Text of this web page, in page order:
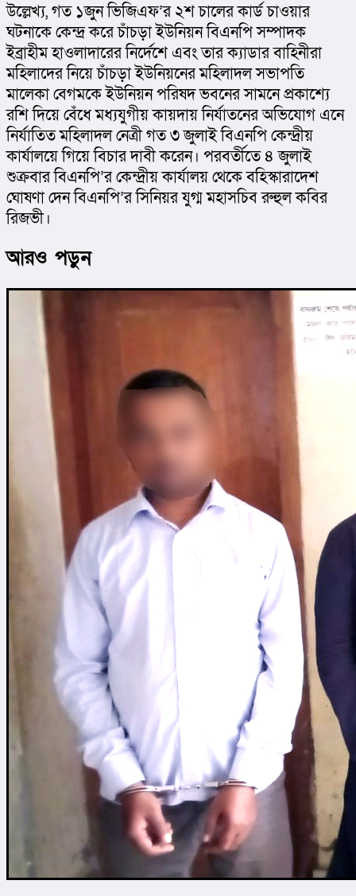
উল্লেখ্য, গত ১জুন ভিজিএফ’র ২শ চালের কার্ড চাওয়ার
ঘটনাকে কেন্দ্র করে চাঁচড়া ইউনিয়ন বিএনপি সম্পাদক
ইব্রাহীম হাওলাদারের নির্দেশে এবং তার ক্যাডার বাহিনীরা
মহিলাদের নিয়ে চাঁচড়া ইউনিয়নের মহিলাদল সভাপতি
মালেকা বেগমকে ইউনিয়ন পরিষদ ভবনের সামনে প্রকাশ্যে
রশি দিয়ে বেঁধে মধ্যযুগীয় কায়দায় নির্যাতনের অভিযোগ এনে
নির্যাতিত মহিলাদল নেত্রী গত ৩ জুলাই বিএনপি কেন্দ্রীয়
কার্যালয়ে গিয়ে বিচার দাবী করেন। পরবর্তীতে ৪ জুলাই
শুক্রবার বিএনপি’র কেন্দ্রীয় কার্যালয় থেকে বহিস্কারাদেশ
ঘোষণা দেন বিএনপি’র সিনিয়র যুগ্ম মহাসচিব রুহুল কবির
রিজভী।
আরও পড়ুন